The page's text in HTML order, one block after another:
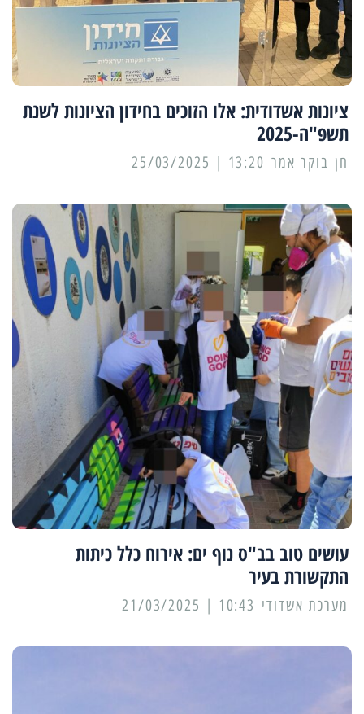
ציונות אשדודית: אלו הזוכים בחידון הציונות לשנת
תשפ"ה-2025
13:20 | 25/03/2025
עושים טוב בב"ס נוף ים: אירוח כלל כיתות
התקשורת בעיר
מערכת אשדודי 10:43 | 21/03/2025